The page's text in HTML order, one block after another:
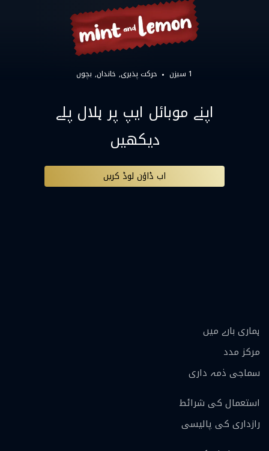
1 سیزن حرکت پذیری خاندان بچوں
اپنے موبائل ایپ پر ہلال پلے
دیکھیں
اب ڈاؤن لوڈ کریں
ہماری بارے ميں
مرکز مدد
سماجی ذمہ داری
استعمال کی شرائط
رازداری کی پالیسی